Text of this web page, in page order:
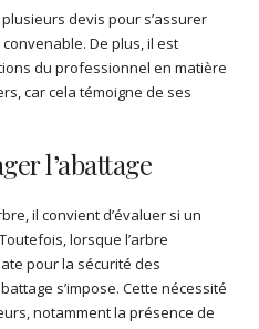
devis pour s’assurer
De plus, il est
du professionnel en matière
car cela témoigne de ses
l’abattage
il convient d’évaluer si un
lorsque l’arbre
pour la sécurité des
s’impose. Cette nécessité
notamment la présence de